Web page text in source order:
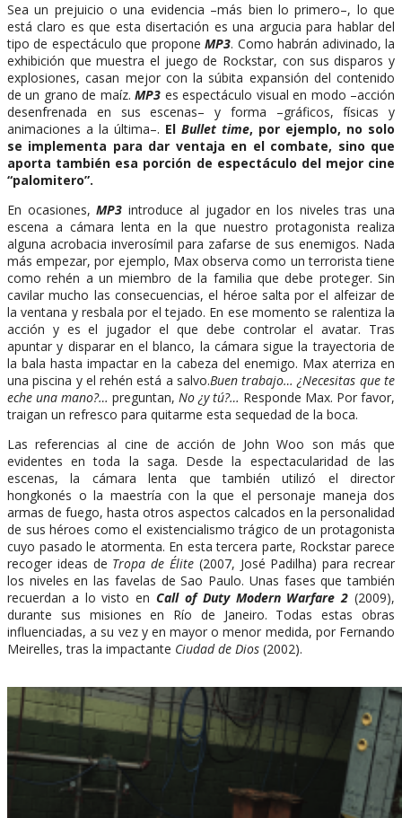
Sea un prejuicio o una evidencia –más bien lo primero–, lo que
está claro es que esta disertación es una argucia para hablar del
tipo de espectáculo que proponeMP3. Como habrán adivinado, la
exhibición que muestra el juego de Rockstar, con sus disparos y
explosiones, casan mejor con la súbita expansión del contenido
de un grano de maíz.MP3 es espectáculo visual en modo –acción
desenfrenada en sus escenas– y forma –gráficos, físicas y
animaciones a la última–. El Bullet time, por ejemplo, no solo
se implementa para dar ventaja en el combate, sino que
aporta también esa porción de espectáculo del mejor cine
“palomitero”.
En ocasiones,MP3 introduce al jugador en los niveles tras una
escena a cámara lenta en la que nuestro protagonista realiza
alguna acrobacia inverosímil para zafarse de sus enemigos. Nada
más empezar, por ejemplo, Max observa como un terrorista tiene
como rehén a un miembro de la familia que debe proteger. Sin
cavilar mucho las consecuencias, el héroe salta por el alfeizar de
la ventana y resbala por el tejado. En ese momento se ralentiza la
acción y es el jugador el que debe controlar el avatar. Tras
apuntar y disparar en el blanco, la cámara sigue la trayectoria de
la bala hasta impactar en la cabeza del enemigo. Max aterriza en
una piscina y el rehén está a salvo.Buen trabajo… ¿Necesitas que te
eche una mano?… preguntan, No ¿y tú?… Responde Max. Por favor,
traigan un refresco para quitarme esta sequedad de la boca.
Las referencias al cine de acción de John Woo son más que
evidentes en toda la saga. Desde la espectacularidad de las
escenas, la cámara lenta que también utilizó el director
hongkonés o la maestría con la que el personaje maneja dos
armas de fuego, hasta otros aspectos calcados en la personalidad
de sus héroes como el existencialismo trágico de un protagonista
cuyo pasado le atormenta. En esta tercera parte, Rockstar parece
recoger ideas de Tropa de Élite (2007, José Padilha) para recrear
los niveles en las favelas de Sao Paulo. Unas fases que también
recuerdan a lo visto enCall of Duty Modern Warfare 2 (2009),
durante sus misiones en Río de Janeiro. Todas estas obras
influenciadas, a su vez y en mayor o menor medida, por Fernando
Meirelles, tras la impactante Ciudad de Dios (2002).